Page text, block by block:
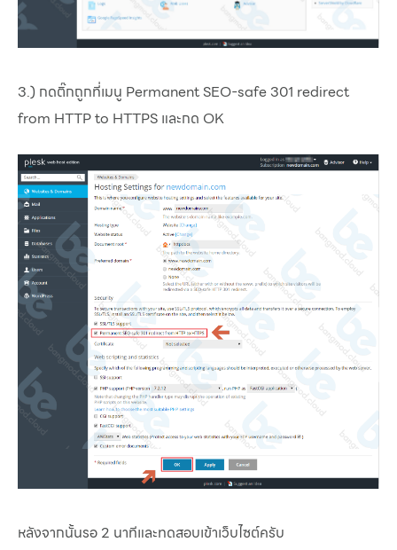
3.) กดติ๊กถูกที่เมนู Permanent SEO-safe 301 redirect
from HTTP to HTTPS และกด OK
หลังจากนั้นรอ 2 นาทีและทดสอบเข้าเว็บไซต์ครับ